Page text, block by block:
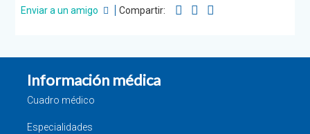
Enviar a un amigo Compartir:
Información médica
Cuadro médico
Especialidades